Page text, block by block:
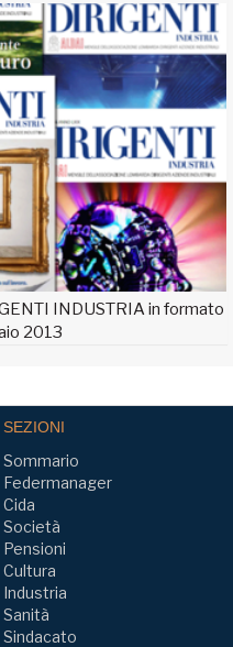
INDUSTRIA in formato
2013
SEZIONI
Sommario
Federmanager
Cida
Società
Pensioni
Cultura
Industria
Sanità
Sindacato